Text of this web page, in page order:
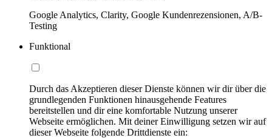
Google Analytics, Clarity, Google Kundenrezensionen, A/B-
Testing
Funktional
Durch das Akzeptieren dieser Dienste können wir dir über die
grundlegenden Funktionen hinausgehende Features
bereitstellen und dir eine komfortable Nutzung unserer
Webseite ermöglichen. Mit deiner Einwilligung setzen wir auf
dieser Webseite folgende Drittdienste ein: